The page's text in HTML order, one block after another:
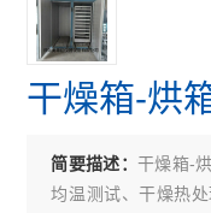
干燥箱-烘
简要描述：干燥箱-
均温测试、干燥热